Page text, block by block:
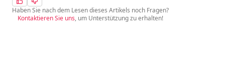
Haben Sie nach dem Lesen dieses Artikels noch Fragen?
Kontaktieren Sie uns, um Unterstützung zu erhalten!